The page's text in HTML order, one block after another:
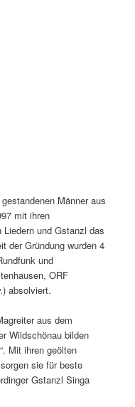
Männer aus
mit ihren
und Gstanzl das
der Gründung wurden 4
und
ORF
absolviert.
aus dem
Wildschönau bilden
Mit ihren geölten
sie für beste
Gstanzl Singa